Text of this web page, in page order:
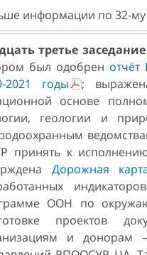
информации по 32-
третье
был одобрен
2021 годы
;
основе
геологии и
принять к
Дорожная
ООН по
проектов
и донорам